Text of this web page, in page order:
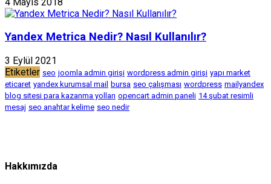
Yandex Metrica Nedir? Nasıl Kullanılır?
3 Eylül 2021
Etiketler seo joomla admin girişi wordpress admin girişi yapı market
eticaret yandex kurumsal mail bursa seo çalışması wordpress mailyandex
blog sitesi para kazanma yolları opencart admin paneli 14 şubat resimli
mesaj seo anahtar kelime seo nedir
Hakkımızda